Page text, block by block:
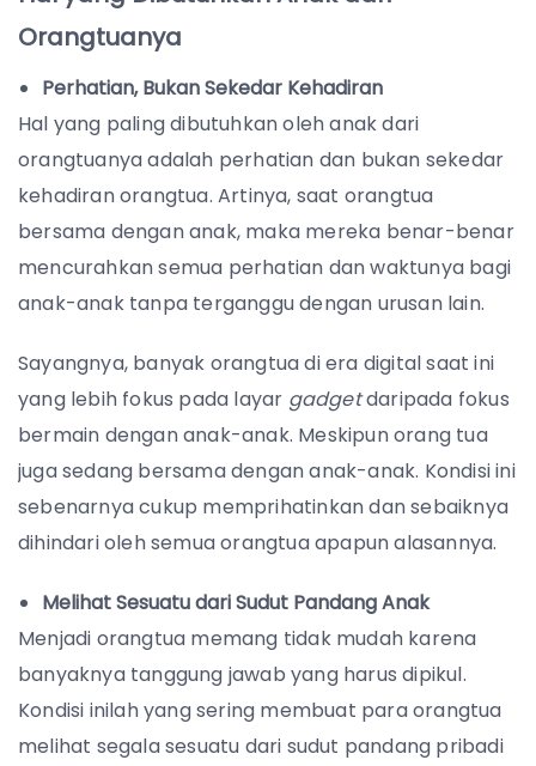
Orangtuanya
Perhatian, Bukan Sekedar Kehadiran
Hal yang paling dibutuhkan oleh anak dari
orangtuanya adalah perhatian dan bukan sekedar
kehadiran orangtua. Artinya, saat orangtua
bersama dengan anak, maka mereka benar-benar
mencurahkan semua perhatian dan waktunya bagi
anak-anak tanpa terganggu dengan urusan lain.
Sayangnya, banyak orangtua di era digital saat ini
yang lebih fokus pada layar gadgetdaripada fokus
bermain dengan anak-anak. Meskipun orang tua
juga sedang bersama dengan anak-anak. Kondisi ini
sebenarnya cukup memprihatinkan dan sebaiknya
dihindari oleh semua orangtua apapun alasannya.
Melihat Sesuatu dari Sudut Pandang Anak
Menjadi orangtua memang tidak mudah karena
banyaknya tanggung jawab yang harus dipikul.
Kondisi inilah yang sering membuat para orangtua
melihat segala sesuatu dari sudut pandang pribadi